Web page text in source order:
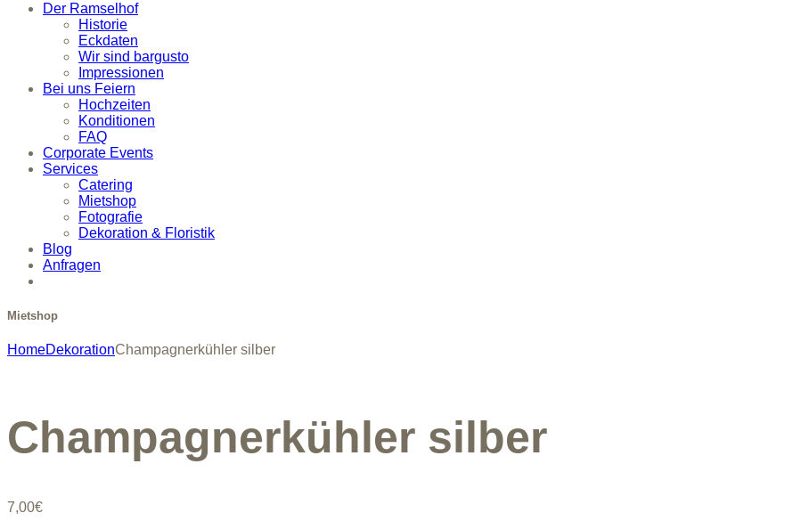
Der Ramselhof
Historie
Eckdaten
Wir sind bargusto
Impressionen
Bei uns Feiern
Hochzeiten
Konditionen
FAQ
Corporate Events
Services
Catering
Mietshop
Fotografie
Dekoration & Floristik
Blog
Anfragen
Mietshop
HomeDekorationChampagnerkühler silber
Champagnerkühler silber
7,00€